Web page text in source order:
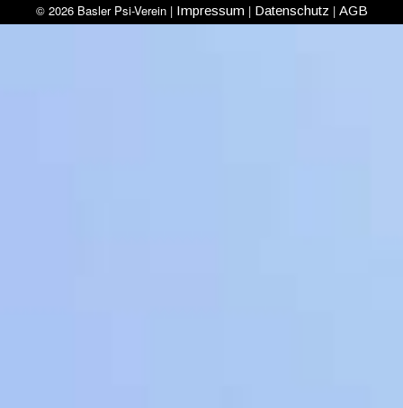
© 2026 Basler Psi-Verein | Impressum| Datenschutz | AGB